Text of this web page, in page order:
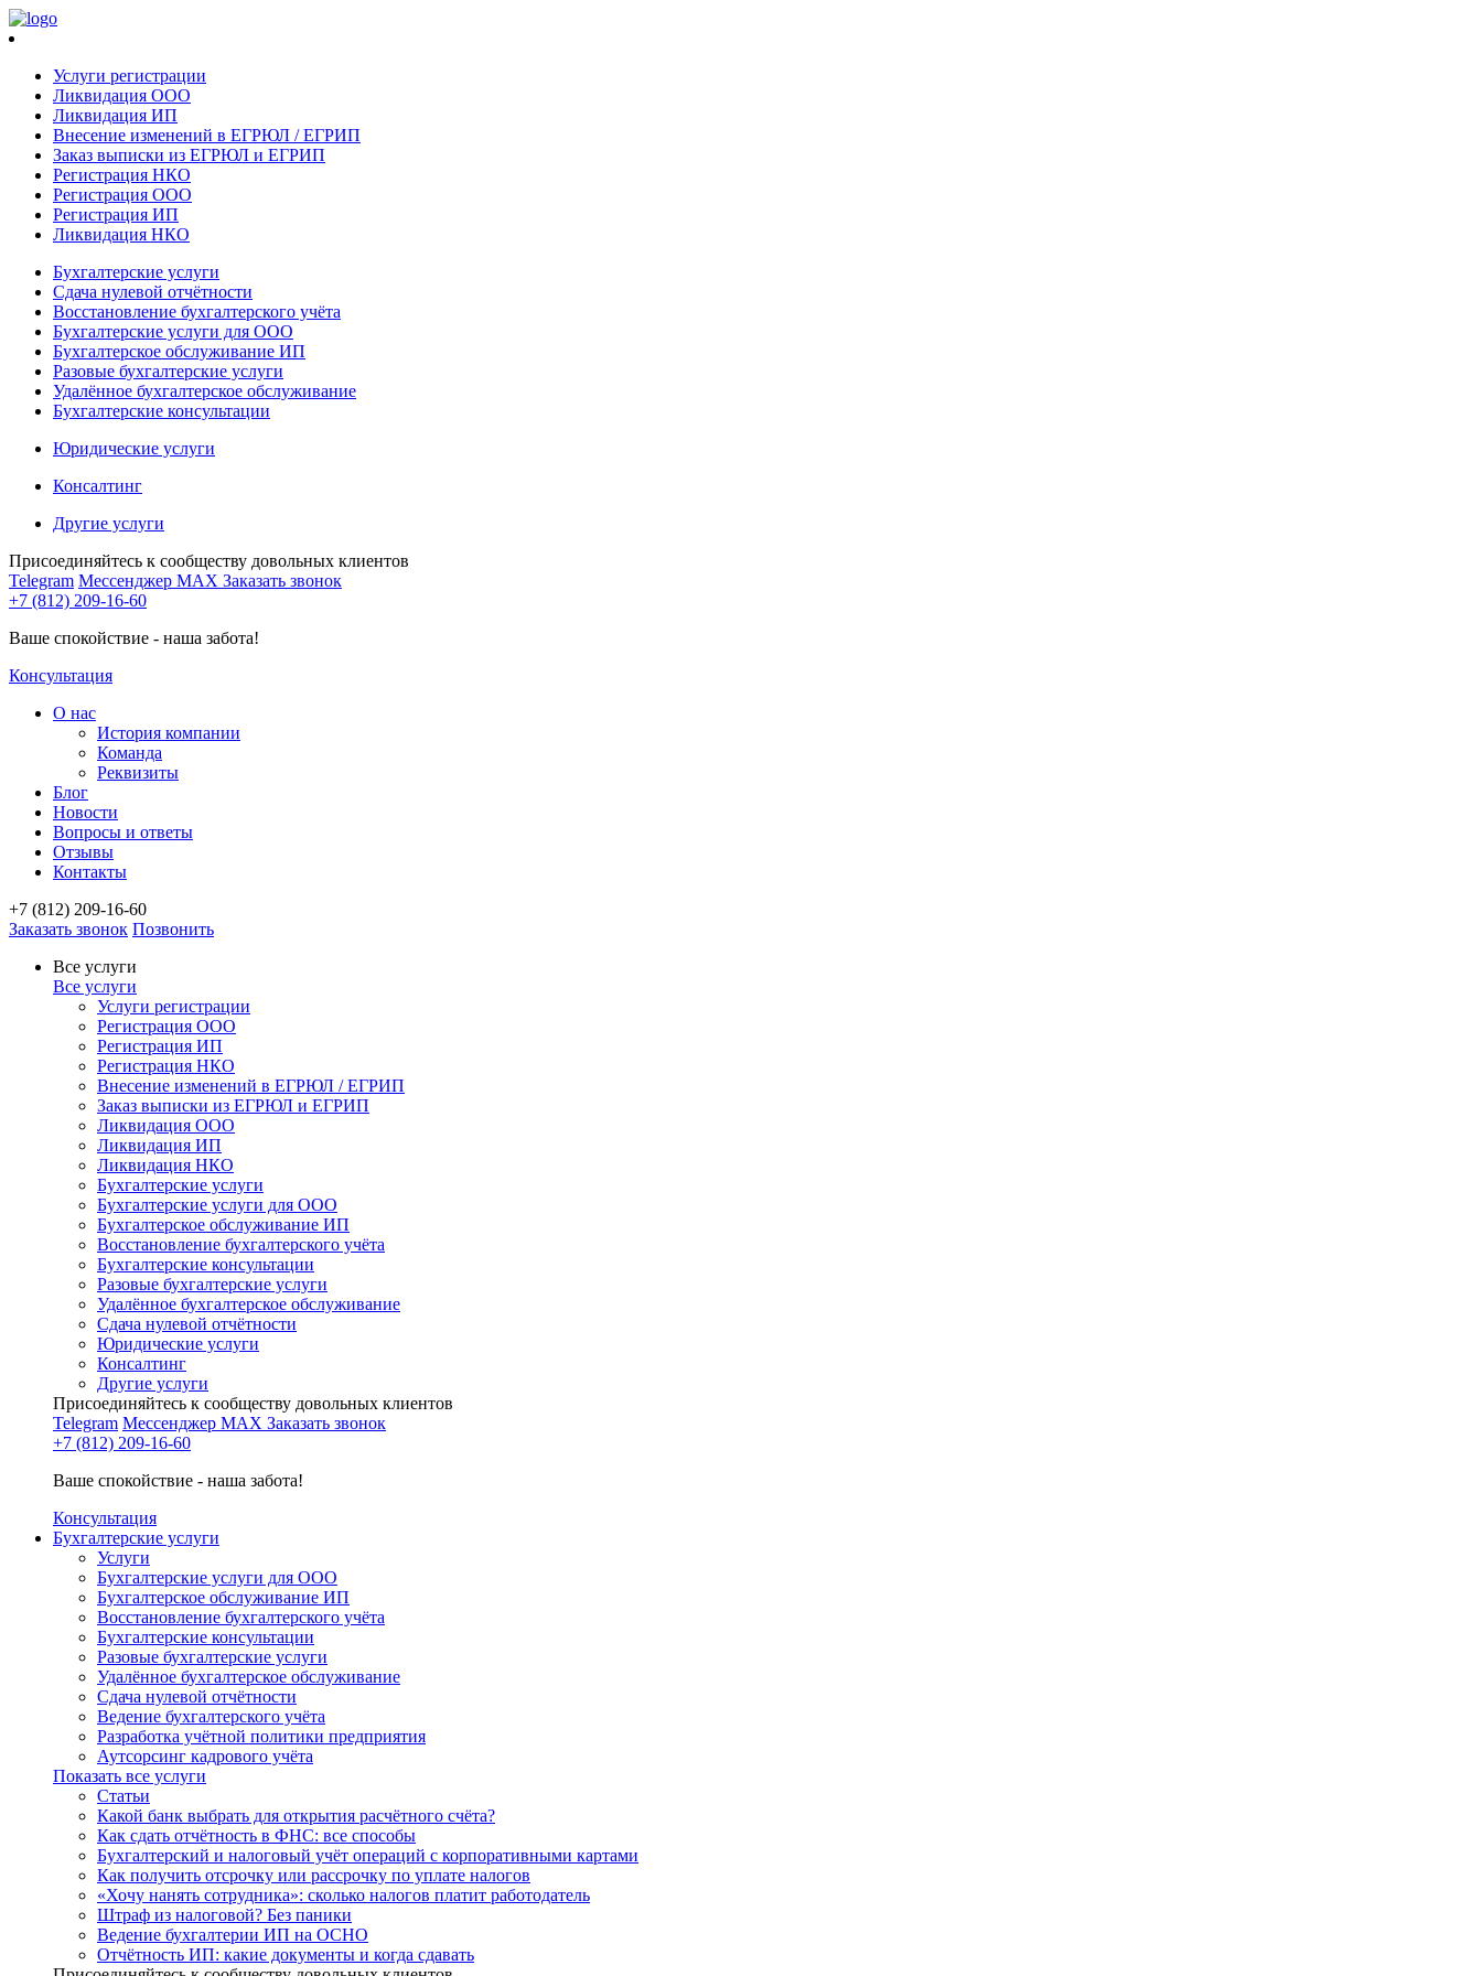
Услуги регистрации
Ликвидация ООО
Ликвидация ИП
Внесение изменений в ЕГРЮЛ / ЕГРИП
Заказ выписки из ЕГРЮЛ и ЕГРИП
Регистрация НКО
Регистрация ООО
Регистрация ИП
Ликвидация НКО
Бухгалтерские услуги
Сдача нулевой отчётности
Восстановление бухгалтерского учёта
Бухгалтерские услуги для ООО
Бухгалтерское обслуживание ИП
Разовые бухгалтерские услуги
Удалённое бухгалтерское обслуживание
Бухгалтерские консультации
Юридические услуги
Консалтинг
Другие услуги
Присоединяйтесь к сообществу довольных клиентов
Telegram Мессенджер MAX Заказать звонок
+7 (812) 209-16-60
Ваше спокойствие - наша забота!
Консультация
О нас
История компании
Команда
Реквизиты
Блог
Новости
Вопросы и ответы
Отзывы
Контакты
+7 (812) 209-16-60
Заказать звонок Позвонить
Все услуги
Все услуги
Услуги регистрации
Регистрация ООО
Регистрация ИП
Регистрация НКО
Внесение изменений в ЕГРЮЛ / ЕГРИП
Заказ выписки из ЕГРЮЛ и ЕГРИП
Ликвидация ООО
Ликвидация ИП
Ликвидация НКО
Бухгалтерские услуги
Бухгалтерские услуги для ООО
Бухгалтерское обслуживание ИП
Восстановление бухгалтерского учёта
Бухгалтерские консультации
Разовые бухгалтерские услуги
Удалённое бухгалтерское обслуживание
Сдача нулевой отчётности
Юридические услуги
Консалтинг
Другие услуги
Присоединяйтесь к сообществу довольных клиентов
Telegram Мессенджер MAX Заказать звонок
+7 (812) 209-16-60
Ваше спокойствие - наша забота!
Консультация
Бухгалтерские услуги
Услуги
Бухгалтерские услуги для ООО
Бухгалтерское обслуживание ИП
Восстановление бухгалтерского учёта
Бухгалтерские консультации
Разовые бухгалтерские услуги
Удалённое бухгалтерское обслуживание
Сдача нулевой отчётности
Ведение бухгалтерского учёта
Разработка учётной политики предприятия
Аутсорсинг кадрового учёта
Показать все услуги
Статьи
Какой банк выбрать для открытия расчётного счёта?
Как сдать отчётность в ФНС: все способы
Бухгалтерский и налоговый учёт операций с корпоративными картами
Как получить отсрочку или рассрочку по уплате налогов
«Хочу нанять сотрудника»: сколько налогов платит работодатель
Штраф из налоговой? Без паники
Ведение бухгалтерии ИП на ОСНО
Отчётность ИП: какие документы и когда сдавать